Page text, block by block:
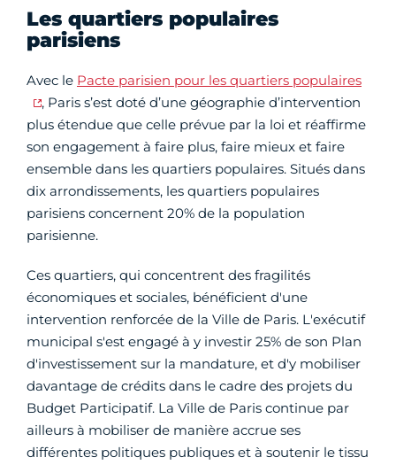
Les quartiers populaires
parisiens
Avec le Pacte parisien pour les quartiers populaires
, Paris s’est doté d’une géographie d’intervention
plus étendue que celle prévue par la loi et réaffirme
son engagement à faire plus, faire mieux et faire
ensemble dans les quartiers populaires. Situés dans
dix arrondissements, les quartiers populaires
parisiens concernent 20% de la population
parisienne.
Ces quartiers, qui concentrent des fragilités
économiques et sociales, bénéficient d'une
intervention renforcée de la Ville de Paris. L'exécutif
municipal s'est engagé à y investir 25% de son Plan
d'investissement sur la mandature, et d'y mobiliser
davantage de crédits dans le cadre des projets du
Budget Participatif. La Ville de Paris continue par
ailleurs à mobiliser de manière accrue ses
différentes politiques publiques et à soutenir le tissu